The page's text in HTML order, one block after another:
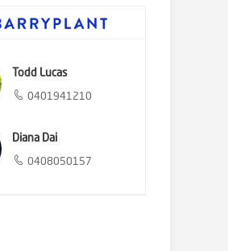
Todd Lucas
0401941210
Diana Dai
0408050157